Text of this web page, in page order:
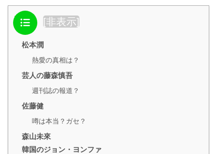
目次 [非表示]
松本潤
熱愛の真相は？
芸人の藤森慎吾
週刊誌の報道？
佐藤健
噂は本当？ガセ？
森山未來
韓国のジョン・ヨンファ